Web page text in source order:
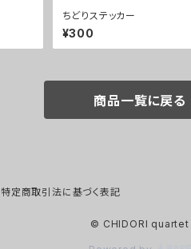
ちどりステッカー
¥300
商品一覧に戻る
特定商取引法に基づく表記
© CHIDORI quartet